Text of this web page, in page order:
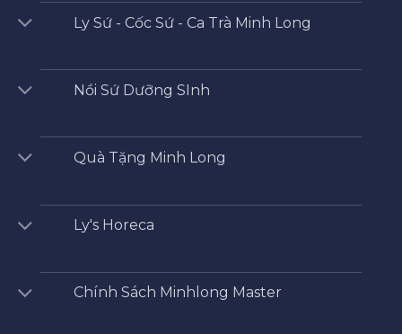
Ly Sứ - Cốc Sứ - Ca Trà Minh Long
Nồi Sứ Dưỡng SInh
Quà Tặng Minh Long
Ly's Horeca
Chính Sách Minhlong Master